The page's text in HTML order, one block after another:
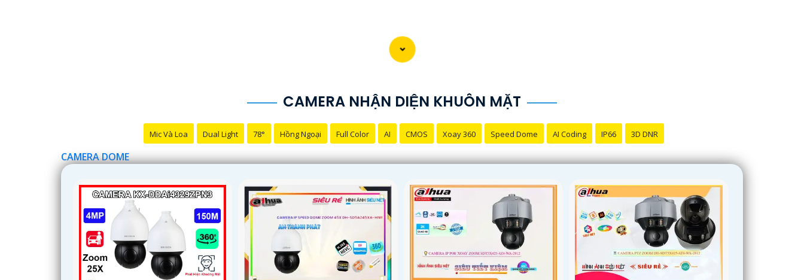
CAMERA NHẬN DIỆN KHUÔN MẶT
Mic Và Loa Dual Light 78° Hồng Ngoại Full Color AI CMOS Xoay 360 Speed Dome AI Coding IP66 3D DNR
CAMERA DOME